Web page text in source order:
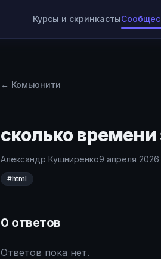
Курсы и скринкасты
← Комьюнити
сколько
Александр Кушниренко9 апреля 2026
#html
0 ответов
Ответов пока нет.